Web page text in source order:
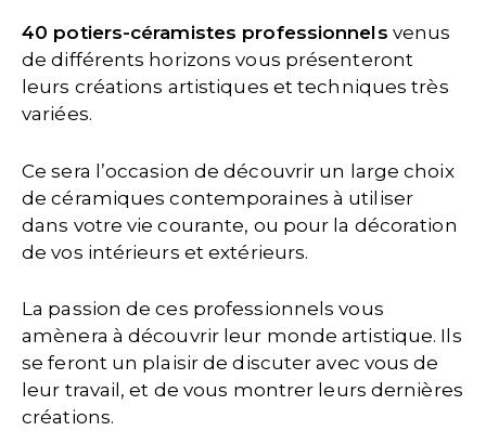
40 potiers-céramistes professionnels venus
de différents horizons vous présenteront
leurs créations artistiques et techniques très
variées.
Ce sera l’occasion de découvrir un large choix
de céramiques contemporaines à utiliser
dans votre vie courante, ou pour la décoration
de vos intérieurs et extérieurs.
La passion de ces professionnels vous
amènera à découvrir leur monde artistique. Ils
se feront un plaisir de discuter avec vous de
leur travail, et de vous montrer leurs dernières
créations.